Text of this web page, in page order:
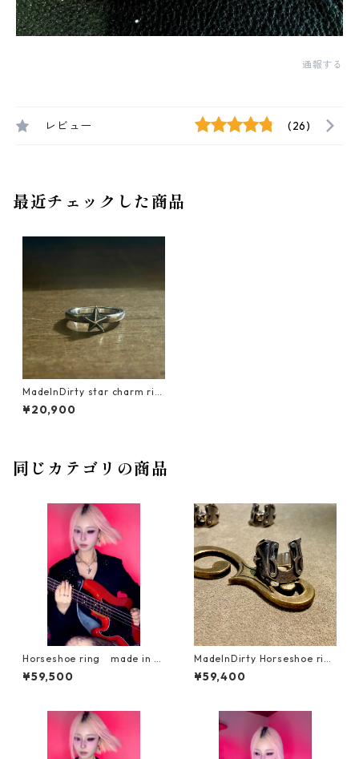
通報する
レビュー (26)
最近チェックした商品
MadeInDirty star charm rin
g
¥20,900
同じカテゴリの商品
Horseshoe ring made in di
rty Rock Culture Jewelry 馬
蹄リング AliceSyndrome SE
¥59,500
MadeInDirty Horseshoe rin
¥59,400